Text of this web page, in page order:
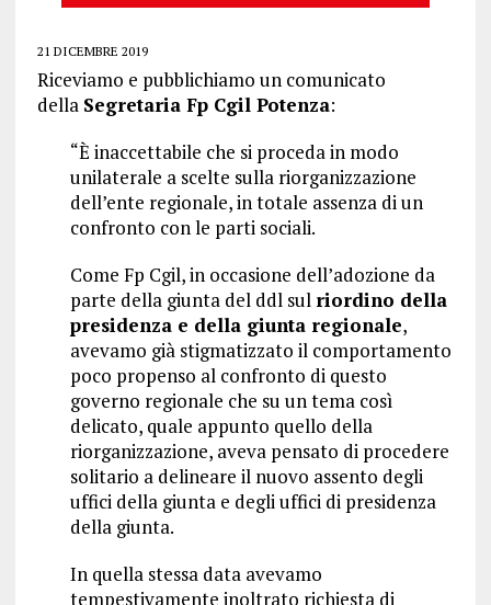
21 DICEMBRE 2019
Riceviamo e pubblichiamo un comunicato
della Segretaria Fp Cgil Potenza:
“È inaccettabile che si proceda in modo
unilaterale a scelte sulla riorganizzazione
dell’ente regionale, in totale assenza di un
confronto con le parti sociali.
Come Fp Cgil, in occasione dell’adozione da
parte della giunta del ddl sul riordino della
presidenza e della giunta regionale,
avevamo già stigmatizzato il comportamento
poco propenso al confronto di questo
governo regionale che su un tema così
delicato, quale appunto quello della
riorganizzazione, aveva pensato di procedere
solitario a delineare il nuovo assento degli
uffici della giunta e degli uffici di presidenza
della giunta.
In quella stessa data avevamo
tempestivamente inoltrato richiesta di